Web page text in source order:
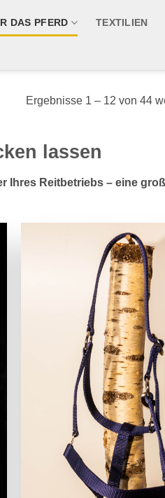
DAS PFERD TEXTILIEN
Ergebnisse 1 – 12 von 44
lassen
Reitbetriebs – eine